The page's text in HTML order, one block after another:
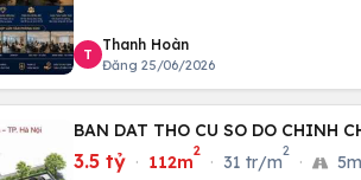
T
Thanh Hoàn
Đăng 25/06/2026
BAN DAT THO CU SO DO CHINH
3.5 tỷ · 112m
2
· 31 tr/m
2
· 5m